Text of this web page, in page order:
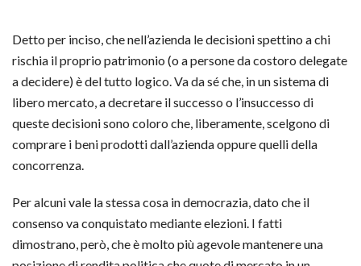
Detto per inciso, che nell’azienda le decisioni spettino a chi
rischia il proprio patrimonio (o a persone da costoro delegate
a decidere) è del tutto logico. Va da sé che, in un sistema di
libero mercato, a decretare il successo o l’insuccesso di
queste decisioni sono coloro che, liberamente, scelgono di
comprare i beni prodotti dall’azienda oppure quelli della
concorrenza.
Per alcuni vale la stessa cosa in democrazia, dato che il
consenso va conquistato mediante elezioni. I fatti
dimostrano, però, che è molto più agevole mantenere una